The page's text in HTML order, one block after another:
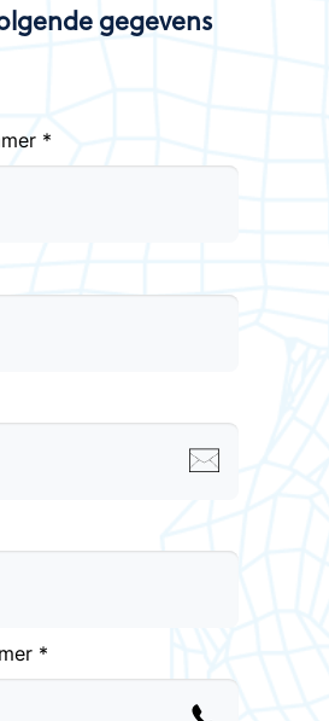
gegevens
*
*